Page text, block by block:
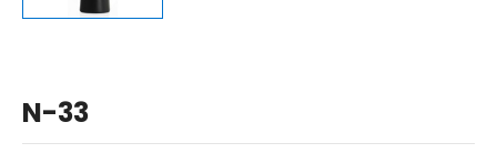
N-33